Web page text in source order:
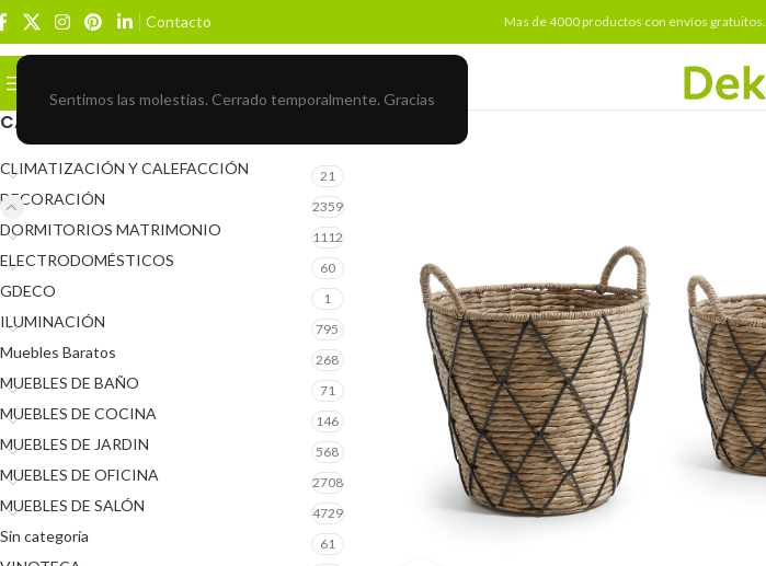
Sentimos las molestias. Cerrado temporalmente. Gracias
Contacto Mas de 4000 productos con envíos gratuitos.
CATEGORÍAS DEL PRODUCTO
CLIMATIZACIÓN Y CALEFACCIÓN 21
DECORACIÓN 2359
DORMITORIOS MATRIMONIO 1112
ELECTRODOMÉSTICOS 60
GDECO 1
ILUMINACIÓN 795
Muebles Baratos 268
MUEBLES DE BAÑO 71
MUEBLES DE COCINA 146
MUEBLES DE JARDIN 568
MUEBLES DE OFICINA 2708
MUEBLES DE SALÓN 4729
Sin categoría 61